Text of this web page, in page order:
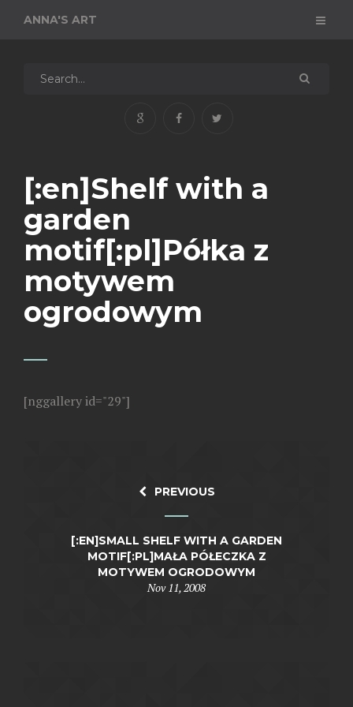
ANNA'S ART
[:en]Shelf with a
garden
motif[:pl]Półka z
motywem
ogrodowym
[nggallery id="29"]
PREVIOUS
[:EN]SMALL SHELF WITH A GARDEN
MOTIF[:PL]MAŁA PÓŁECZKA Z
MOTYWEM OGRODOWYM
Nov 11, 2008